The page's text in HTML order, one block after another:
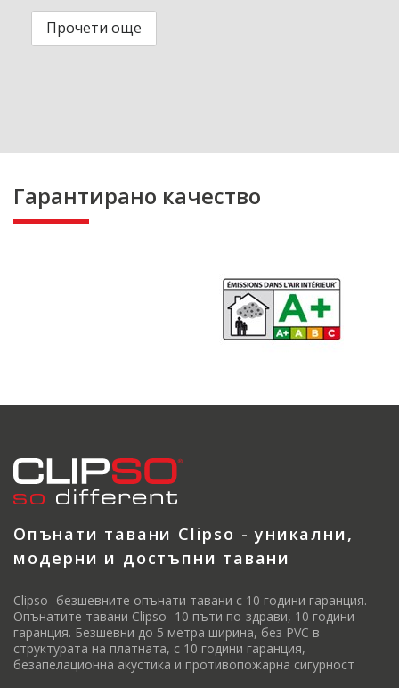
Прочети още
Гарантирано качество
Опънати тавани Clipso - уникални,
модерни и достъпни тавани
Clipso- безшевните опънати тавани с 10 години гаранция.
Опънатите тавани Clipso- 10 пъти по-здрави, 10 години
гаранция. Безшевни до 5 метра ширина, без PVC в
структурата на платната, с 10 години гаранция,
безапелационна акустика и противопожарна сигурност